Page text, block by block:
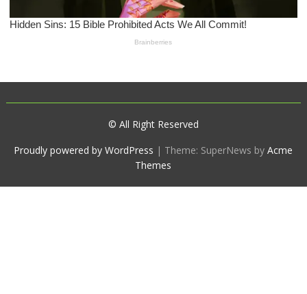
© All Right Reserved
Proudly powered by WordPress | Theme: SuperNews byAcme
Themes